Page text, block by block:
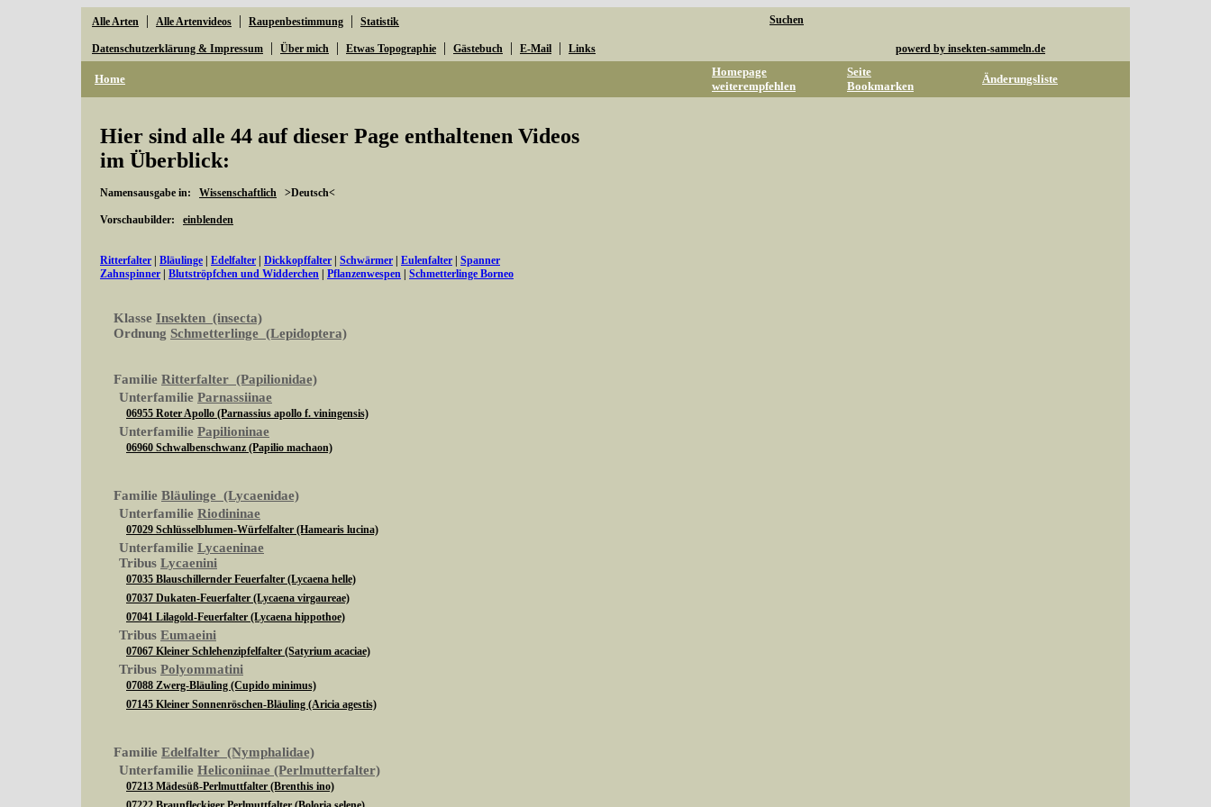
Alle Arten | Alle Artenvideos | Raupenbestimmung | Statistik Suchen
Datenschutzerklärung & Impressum | Über mich | Etwas Topographie | Gästebuch | E-Mail | Links powerd by insekten-sammeln.de
Home
Homepage
weiterempfehlen
Seite
Bookmarken
Änderungsliste
Hier sind alle 44 auf dieser Page enthaltenen Videos
im Überblick:
Namensausgabe in: Wissenschaftlich >Deutsch<
Vorschaubilder: einblenden
Ritterfalter Bläulinge Edelfalter Dickkopffalter Schwärmer Eulenfalter
Spanner
Zahnspinner
Blutströpfchen und Widderchen Pflanzenwespen Schmetterlinge Borneo
Klasse Insekten (insecta)
Ordnung Schmetterlinge (Lepidoptera)
Familie Ritterfalter (Papilionidae)
Unterfamilie Parnassiinae
06955 Roter Apollo (Parnassius apollo f. viningensis)
Unterfamilie Papilioninae
06960 Schwalbenschwanz (Papilio machaon)
Familie Bläulinge (Lycaenidae)
Unterfamilie Riodininae
07029 Schlüsselblumen-Würfelfalter (Hamearis lucina)
Unterfamilie Lycaeninae
Tribus Lycaenini
07035 Blauschillernder Feuerfalter (Lycaena helle)
07037 Dukaten-Feuerfalter (Lycaena virgaureae)
07041 Lilagold-Feuerfalter (Lycaena hippothoe)
Tribus Eumaeini
07067 Kleiner Schlehenzipfelfalter (Satyrium acaciae)
Tribus Polyommatini
07088 Zwerg-Bläuling (Cupido minimus)
07145 Kleiner Sonnenröschen-Bläuling (Aricia agestis)
Familie Edelfalter (Nymphalidae)
Unterfamilie Heliconiinae (Perlmutterfalter)
07213 Mädesüß-Perlmuttfalter (Brenthis ino)